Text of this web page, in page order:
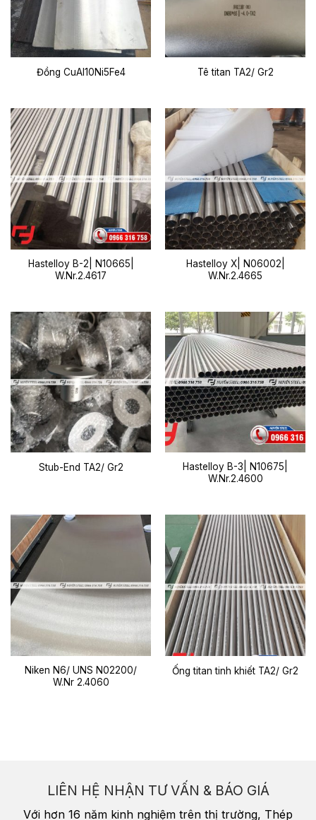
Đồng CuAl10Ni5Fe4 Tê titan TA2/ Gr2
Hastelloy B-2| N10665|
W.Nr.2.4617
Hastelloy X| N06002|
W.Nr.2.4665
Stub-End TA2/ Gr2
Hastelloy B-3| N10675|
W.Nr.2.4600
Niken N6/ UNS N02200/
W.Nr 2.4060
Ống titan tinh khiết TA2/ Gr2
LIÊN HỆ NHẬN TƯ VẤN & BÁO GIÁ
Với hơn 16 năm kinh nghiệm trên thị trường, Thép